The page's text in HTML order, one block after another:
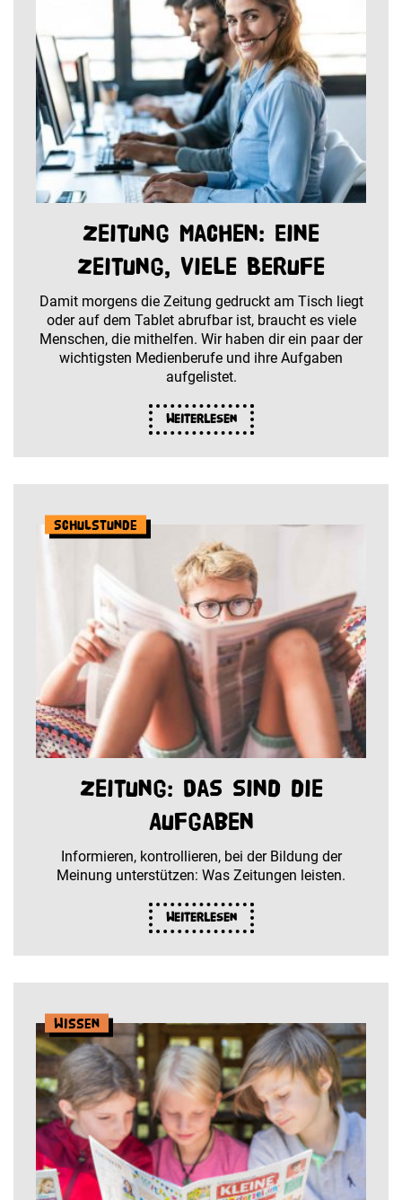
Zeitung machen: Eine
Zeitung, viele Berufe
Damit morgens die Zeitung gedruckt am Tisch liegt
oder auf dem Tablet abrufbar ist, braucht es viele
Menschen, die mithelfen. Wir haben dir ein paar der
wichtigsten Medienberufe und ihre Aufgaben
aufgelistet.
Weiterlesen
Schulstunde
Zeitung: Das sind die
Aufgaben
Informieren, kontrollieren, bei der Bildung der
Meinung unterstützen: Was Zeitungen leisten.
Weiterlesen
Wissen